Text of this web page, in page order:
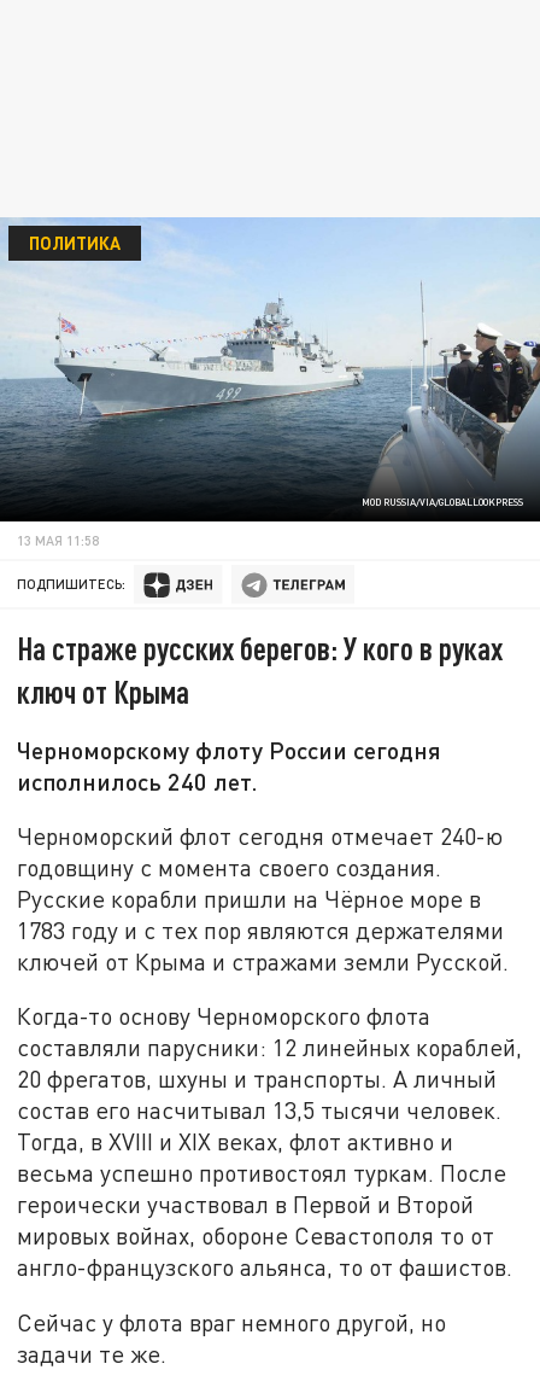
MOD RUSSIA/VIA/GLOBALLOOKPRESS
ПОЛИТИКА
13 МАЯ 11:58
ПОДПИШИТЕСЬ:
На страже русских берегов: У кого в руках
ключ от Крыма
Черноморскому флоту России сегодня
исполнилось 240 лет.
Черноморский флот сегодня отмечает 240-ю
годовщину с момента своего создания.
Русские корабли пришли на Чёрное море в
1783 году и с тех пор являются держателями
ключей от Крыма и стражами земли Русской.
Когда-то основу Черноморского флота
составляли парусники: 12 линейных кораблей,
20 фрегатов, шхуны и транспорты. А личный
состав его насчитывал 13,5 тысячи человек.
Тогда, в XVIII и XIX веках, флот активно и
весьма успешно противостоял туркам. После
героически участвовал в Первой и Второй
мировых войнах, обороне Севастополя то от
англо-французского альянса, то от фашистов.
Сейчас у флота враг немного другой, но
задачи те же.